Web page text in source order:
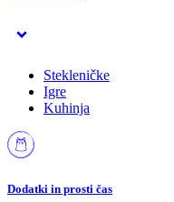
Stekleničke
Igre
Kuhinja
Dodatki in prosti čas